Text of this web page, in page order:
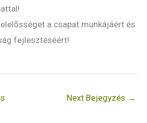
a csapat munkájáért és
fejlesztéséért!
Next Bejegyzés →